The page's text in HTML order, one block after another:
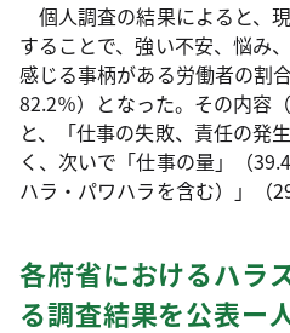
個人調査の結果によると、
することで、強い不安、悩み
感じる事柄がある労働者の割
82.2％）となった。その内容
と、「仕事の失敗、責任の発
く、次いで「仕事の量」（
ハラ・パワハラを含む）」（
各府省におけるハラ
る調査結果を公表ー